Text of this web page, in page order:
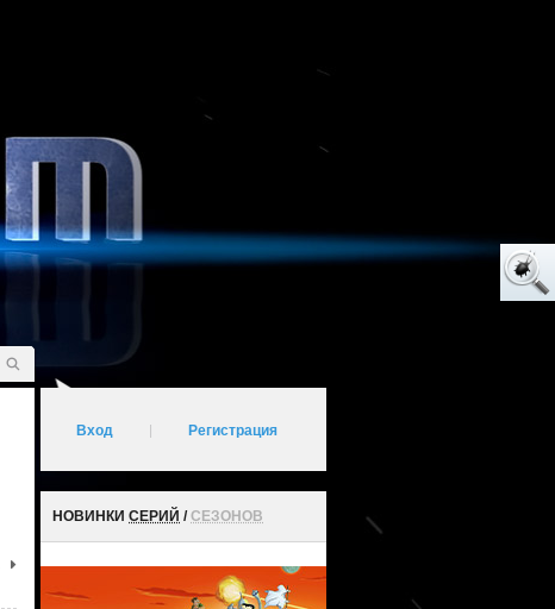
Вход Регистрация
НОВИНКИ СЕРИЙ /СЕЗОНОВ